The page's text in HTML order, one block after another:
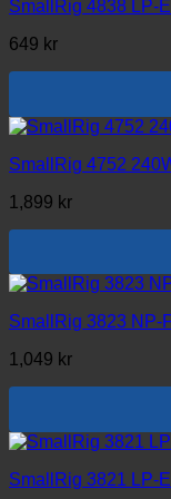
SmallRig 4838 LP-
649 kr
SmallRig 4752
1,899 kr
SmallRig 3823 NP-
1,049 kr
SmallRig 3821 LP-